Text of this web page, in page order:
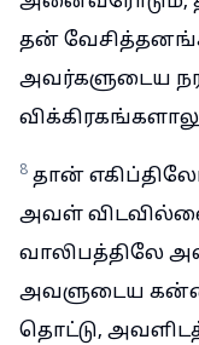
தன்
அவர்களுடைய
8 தான்
அவள்
வாலிபத்திலே
அவளுடைய
தொட்டு,